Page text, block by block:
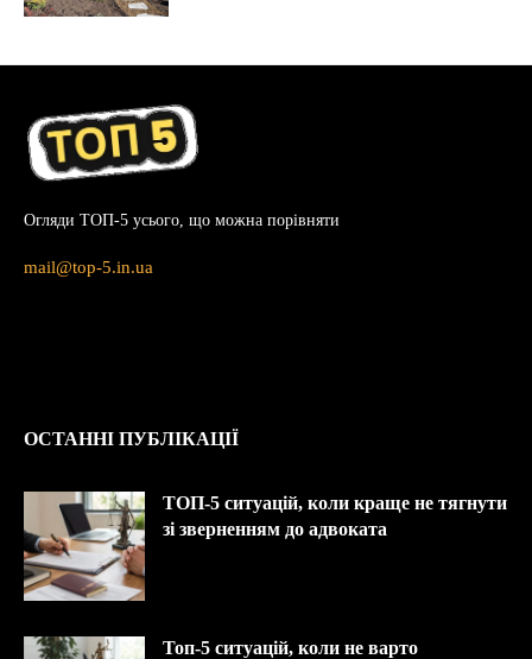
Огляди ТОП-5 усього, що можна порівняти
mail@top-5.in.ua
ОСТАННІ ПУБЛІКАЦІЇ
ТОП-5 ситуацій, коли краще не тягнути
зі зверненням до адвоката
Топ-5 ситуацій, коли не варто